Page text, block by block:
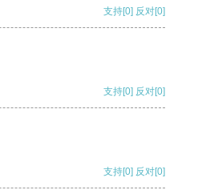
支持[0] 反对[0]
支持[0] 反对[0]
支持[0] 反对[0]